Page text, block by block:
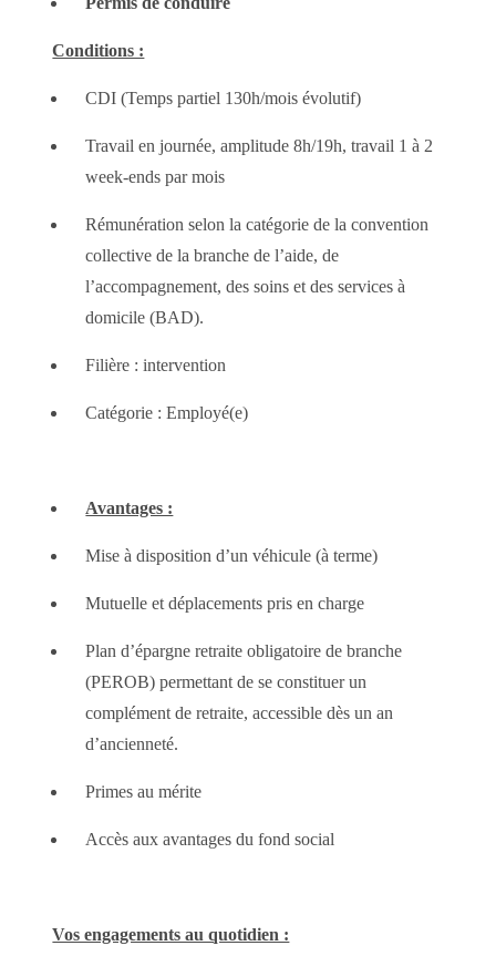
Conditions :
CDI (Temps partiel 130h/mois évolutif)
Travail en journée, amplitude 8h/19h, travail 1 à 2
week-ends par mois
Rémunération selon la catégorie de la convention
collective de la branche de l’aide, de
l’accompagnement, des soins et des services à
domicile (BAD).
Filière : intervention
Catégorie : Employé(e)
Avantages :
Mise à disposition d’un véhicule (à terme)
Mutuelle et déplacements pris en charge
Plan d’épargne retraite obligatoire de branche
(PEROB) permettant de se constituer un
complément de retraite, accessible dès un an
d’ancienneté.
Primes au mérite
Accès aux avantages du fond social
Vos engagements au quotidien :